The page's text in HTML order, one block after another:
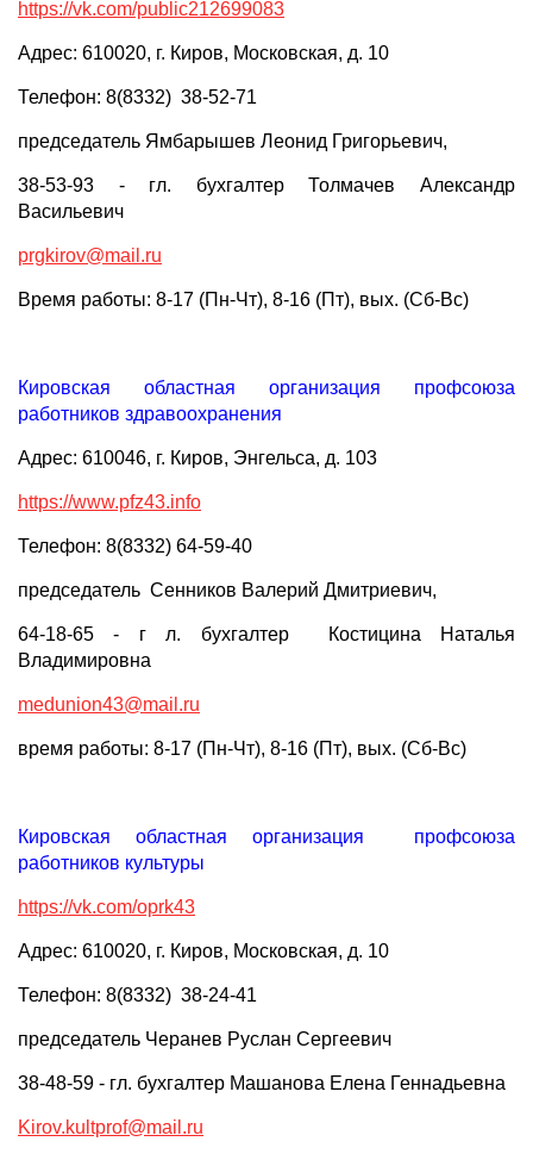
https://vk.com/public212699083
Адрес: 610020, г. Киров, Московская, д. 10
Телефон: 8(8332) 38-52-71
председатель Ямбарышев Леонид Григорьевич,
38-53-93 - гл. бухгалтер Толмачев Александр
Васильевич
prgkirov@mail.ru
Время работы: 8-17 (Пн-Чт), 8-16 (Пт), вых. (Сб-Вс)
Кировская областная организация профсоюза
работников здравоохранения
Адрес: 610046, г. Киров, Энгельса, д. 103
https://www.pfz43.info
Телефон: 8(8332) 64-59-40
председатель Сенников Валерий Дмитриевич,
64-18-65 - г л. бухгалтер Костицина Наталья
Владимировна
medunion43@mail.ru
время работы: 8-17 (Пн-Чт), 8-16 (Пт), вых. (Сб-Вс)
Кировская областная организация профсоюза
работников культуры
https://vk.com/oprk43
Адрес: 610020, г. Киров, Московская, д. 10
Телефон: 8(8332) 38-24-41
председатель Черанев Руслан Сергеевич
38-48-59 - гл. бухгалтер Машанова Елена Геннадьевна
Kirov.kultprof@mail.ru